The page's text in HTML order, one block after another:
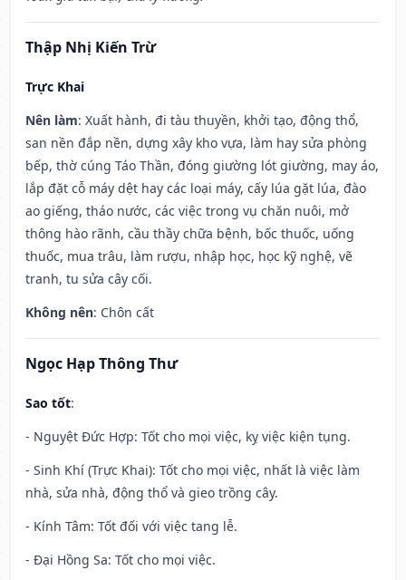
Thập Nhị Kiến Trừ
Trực Khai
Nên làm: Xuất hành, đi tàu thuyền, khởi tạo, động thổ,
san nền đắp nền, dựng xây kho vựa, làm hay sửa phòng
bếp, thờ cúng Táo Thần, đóng giường lót giường, may áo,
lắp đặt cỗ máy dệt hay các loại máy, cấy lúa gặt lúa, đào
ao giếng, tháo nước, các việc trong vụ chăn nuôi, mở
thông hào rãnh, cầu thầy chữa bệnh, bốc thuốc, uống
thuốc, mua trâu, làm rượu, nhập học, học kỹ nghệ, vẽ
tranh, tu sửa cây cối.
Không nên: Chôn cất
Ngọc Hạp Thông Thư
Sao tốt:
- Nguyệt Đức Hợp: Tốt cho mọi việc, kỵ việc kiện tụng.
- Sinh Khí (Trực Khai): Tốt cho mọi việc, nhất là việc làm
nhà, sửa nhà, động thổ và gieo trồng cây.
- Kính Tâm: Tốt đối với việc tang lễ.
- Đại Hồng Sa: Tốt cho mọi việc.